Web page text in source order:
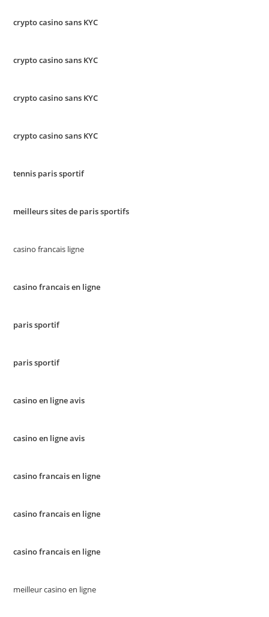
crypto casino sans KYC
crypto casino sans KYC
crypto casino sans KYC
crypto casino sans KYC
tennis paris sportif
meilleurs sites de paris sportifs
casino francais ligne
casino francais en ligne
paris sportif
paris sportif
casino en ligne avis
casino en ligne avis
casino francais en ligne
casino francais en ligne
casino francais en ligne
meilleur casino en ligne